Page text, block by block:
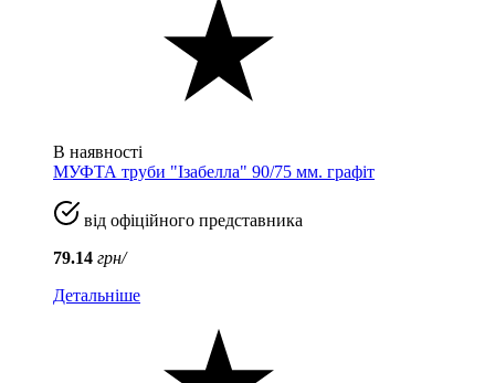
В наявності
МУФТА труби "Ізабелла" 90/75 мм. графіт
від офіційного представника
79.14 грн/
Детальніше